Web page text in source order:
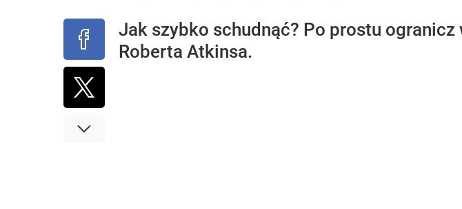
Jak szybko schudnąć? Po prostu
Roberta Atkinsa.